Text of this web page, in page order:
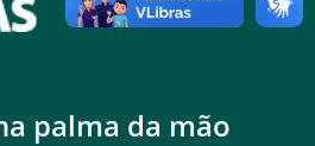
palma da mão